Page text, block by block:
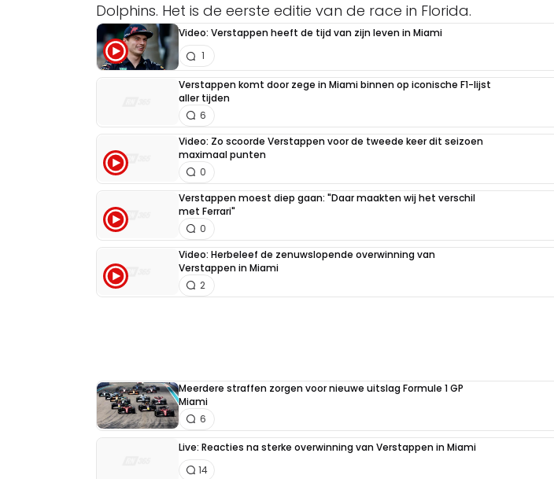
Dolphins. Het is de eerste editie van de race in Florida.
Video: Verstappen heeft de tijd van zijn leven in Miami
1
Verstappen komt door zege in Miami binnen op iconische F1-lijst
aller tijden
6
Video: Zo scoorde Verstappen voor de tweede keer dit seizoen
maximaal punten
0
Verstappen moest diep gaan: "Daar maakten wij het verschil
met Ferrari"
0
Video: Herbeleef de zenuwslopende overwinning van
Verstappen in Miami
2
Meerdere straffen zorgen voor nieuwe uitslag Formule 1 GP
Miami
6
Live: Reacties na sterke overwinning van Verstappen in Miami
14